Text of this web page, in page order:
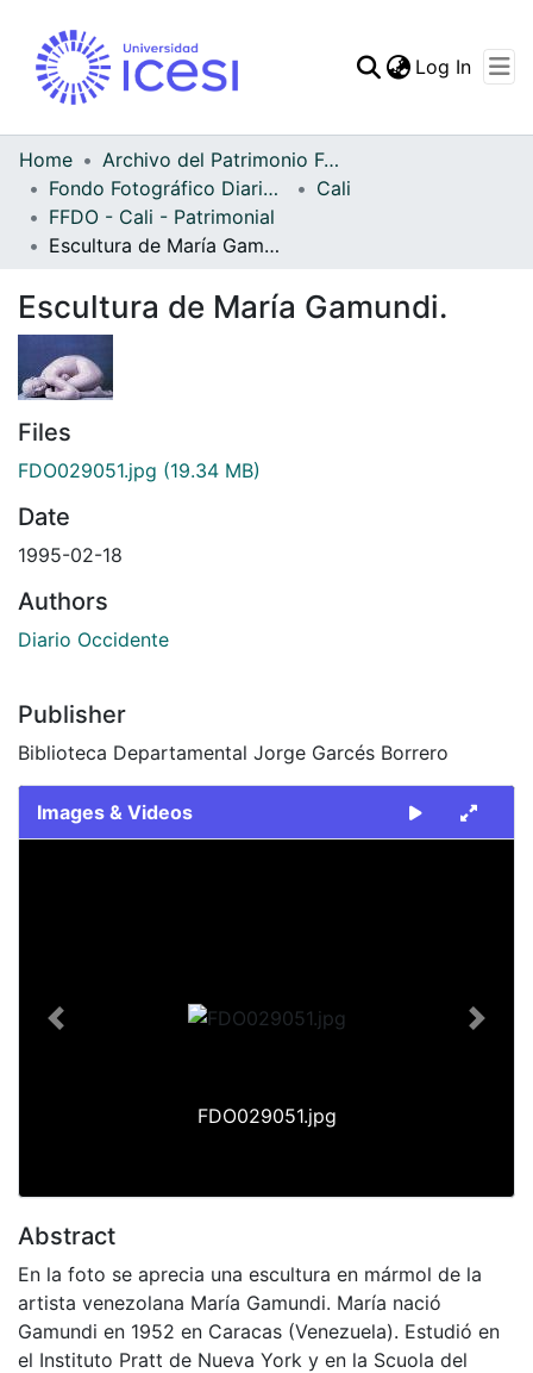
Statistics
Log In
Home
Archivo del Patrimonio Fotográfico y Fílmico del Valle del Cauca
Fondo Fotográfico Diario Occidente
Cali
FFDO - Cali - Patrimonial
Escultura de María Gamundi.
Escultura de María Gamundi.
Files
FDO029051.jpg (19.34 MB)
Date
1995-02-18
Authors
Diario Occidente
Publisher
Biblioteca Departamental Jorge Garcés Borrero
Images & Videos
FDO029051.jpg
Previous Next
Abstract
En la foto se aprecia una escultura en mármol de la
artista venezolana María Gamundi. María nació
Gamundi en 1952 en Caracas (Venezuela). Estudió en
el Instituto Pratt de Nueva York y en la Scuola del